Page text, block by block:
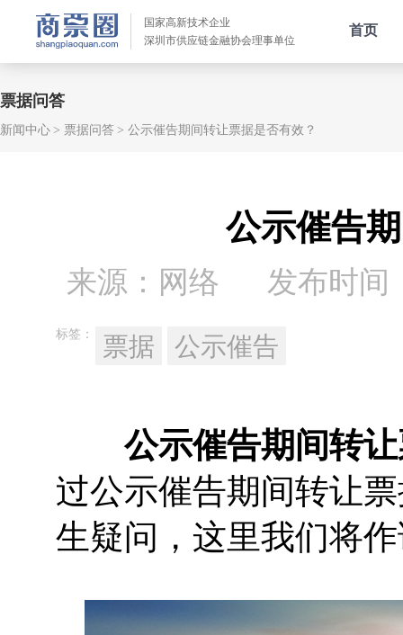
国家高新技术企业
深圳市供应链金融协会理事单位
首页
票据问答
新闻中心 票据问答 公示催告期间转让票据是否有效？
公示催告
来源：网络 发布时间
标签： 票据 公示催告
公示催告期间转
过公示催告期间转让
生疑问，这里我们将